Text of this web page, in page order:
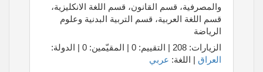
والمصرفية، قسم القانون، قسم اللغة الانكليزية،
قسم اللغة العربية، قسم التربية البدنية وعلوم
الرياضة
الزيارات: 208 | التقييم: 0 | المقيّمين: 0 | الدولة:
العراق | اللغة: عربي